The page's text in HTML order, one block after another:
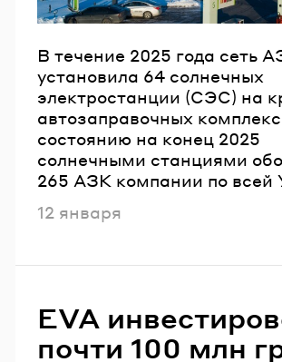
В течение 2025 года сеть
установила 64 солнечных
электростанции (СЭС) на
автозаправочных
состоянию на конец 2025
солнечными станциями
265 АЗК компании по всей
Опубликовано
12 января
EVA
почти 100 млн